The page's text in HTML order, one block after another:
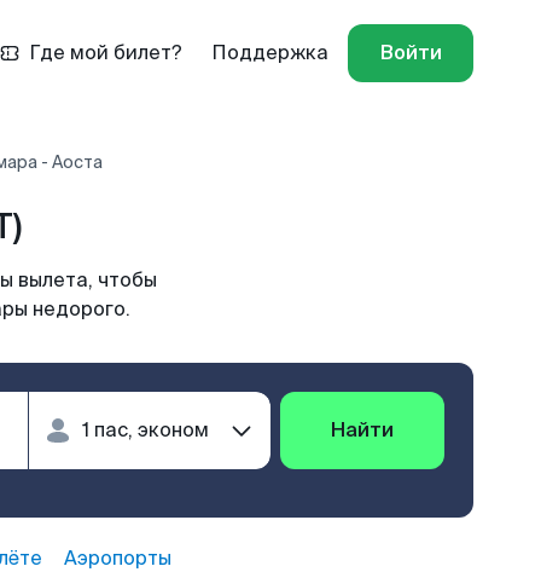
Где мой билет? Поддержка Войти
- Аоста
вылета, чтобы
недорого.
Найти
Аэропорты